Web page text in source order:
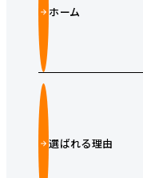
ホーム
選ばれる理由